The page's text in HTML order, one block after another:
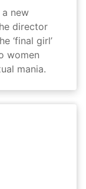
new
director
‘final girl’
women
mania.